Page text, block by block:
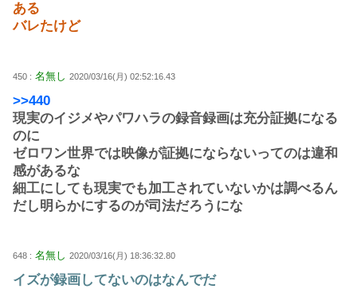
ある
バレたけど
450 : 名無し 2020/03/16(月) 02:52:16.43
>>440
現実のイジメやパワハラの録音録画は充分証拠になる
のに
ゼロワン世界では映像が証拠にならないってのは違和
感があるな
細工にしても現実でも加工されていないかは調べるん
だし明らかにするのが司法だろうにな
648 : 名無し 2020/03/16(月) 18:36:32.80
イズが録画してないのはなんでだ